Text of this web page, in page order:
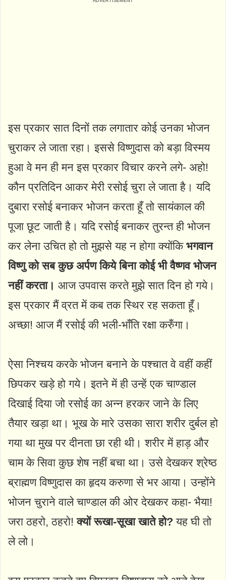
इस प्रकार सात दिनों तक लगातार कोई उनका भोजन
चुराकर ले जाता रहा। इससे विष्णुदास को बड़ा विस्मय
हुआ वे मन ही मन इस प्रकार विचार करने लगे- अहो!
कौन प्रतिदिन आकर मेरी रसोई चुरा ले जाता है। यदि
दुबारा रसोई बनाकर भोजन करता हूँ तो सायंकाल की
पूजा छूट जाती है। यदि रसोई बनाकर तुरन्त ही भोजन
कर लेना उचित हो तो मुझसे यह न होगा क्योंकि भगवान
विष्णु को सब कुछ अर्पण किये बिना कोई भी वैष्णव भोजन
नहीं करता। आज उपवास करते मुझे सात दिन हो गये।
इस प्रकार मैं व्रत में कब तक स्थिर रह सकता हूँ।
अच्छा! आज मैं रसोई की भली-भाँति रक्षा करुँगा।
ऐसा निश्चय करके भोजन बनाने के पश्चात वे वहीं कहीं
छिपकर खड़े हो गये। इतने में ही उन्हें एक चाण्डाल
दिखाई दिया जो रसोई का अन्न हरकर जाने के लिए
तैयार खड़ा था। भूख के मारे उसका सारा शरीर दुर्बल हो
गया था मुख पर दीनता छा रही थी। शरीर में हाड़ और
चाम के सिवा कुछ शेष नहीं बचा था। उसे देखकर श्रेष्ठ
ब्राह्मण विष्णुदास का हृदय करुणा से भर आया। उन्होंने
भोजन चुराने वाले चाण्डाल की ओर देखकर कहा- भैया!
जरा ठहरो, ठहरो!क्यों रूखा-सूखा खाते हो? यह घी तो
ले लो।